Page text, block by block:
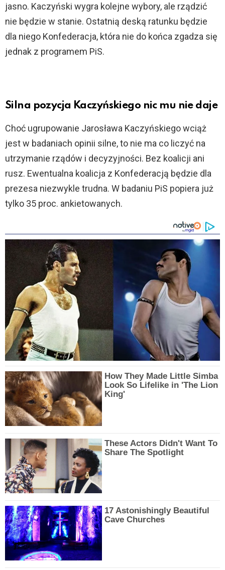
jasno. Kaczyński wygra kolejne wybory, ale rządzić
nie będzie w stanie. Ostatnią deską ratunku będzie
dla niego Konfederacja, która nie do końca zgadza się
jednak z programem PiS.
Silna pozycja Kaczyńskiego nic mu nie daje
Choć ugrupowanie Jarosława Kaczyńskiego wciąż
jest w badaniach opinii silne, to nie ma co liczyć na
utrzymanie rządów i decyzyjności. Bez koalicji ani
rusz. Ewentualna koalicja z Konfederacją będzie dla
prezesa niezwykle trudna. W badaniu PiS popiera już
tylko 35 proc. ankietowanych.
How They Made Little Simba
Look So Lifelike in 'The Lion
King'
These Actors Didn't Want To
Share The Spotlight
17 Astonishingly Beautiful
Cave Churches